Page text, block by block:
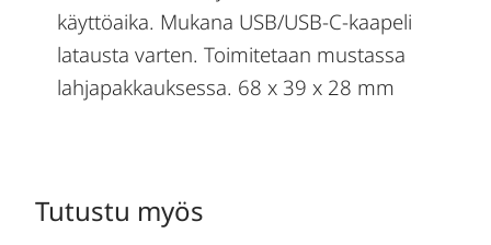
käyttöaika. Mukana USB/USB-C-kaapeli
latausta varten. Toimitetaan mustassa
lahjapakkauksessa. 68 x 39 x 28 mm
Tutustu myös